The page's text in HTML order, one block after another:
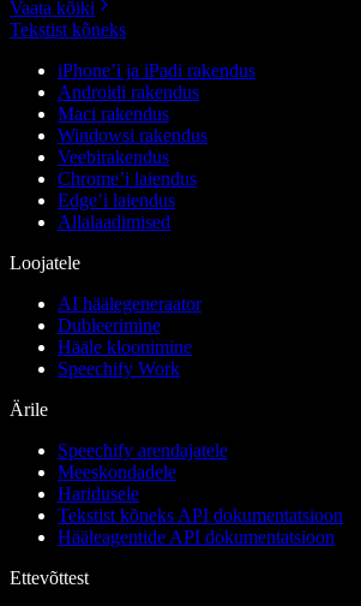
Vaata kõiki
Tekstist kõneks
iPhone’i ja iPadi rakendus
Androidi rakendus
Maci rakendus
Windowsi rakendus
Veebirakendus
Chrome’i laiendus
Edge’i laiendus
Allalaadimised
Loojatele
AI häälegeneraator
Dubleerimine
Hääle kloonimine
Speechify Work
Ärile
Speechify arendajatele
Meeskondadele
Haridusele
Tekstist kõneks API dokumentatsioon
Hääleagentide API dokumentatsioon
Ettevõttest